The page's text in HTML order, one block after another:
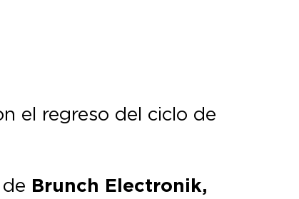
el regreso del ciclo de
Brunch Electronik,